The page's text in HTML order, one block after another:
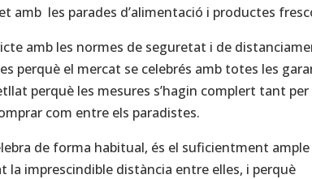
amb les parades d’alimentació i productes
amb les normes de seguretat i de
perquè el mercat se celebrés amb totes les
perquè les mesures s’hagin complert tant
com entre els paradistes.
de forma habitual, és el suficientment
la imprescindible distància entre elles, i perquè